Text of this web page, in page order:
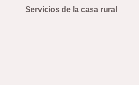
Servicios de la casa rural